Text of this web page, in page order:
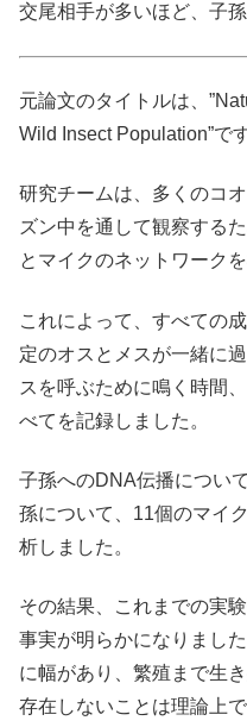
交尾相手が多いほど、子
元論文のタイトルは、
Wild Insect Population”で
研究チームは、多くのコ
ズン中を通して観察する
とマイクのネットワーク
これによって、すべての
定のオスとメスが一緒に
スを呼ぶために鳴く時間
べてを記録しました。
子孫へのDNA伝播につい
孫について、11個のマイ
析しました。
その結果、これまでの実
事実が明らかになりまし
に幅があり、繁殖まで生
存在しないことは理論上